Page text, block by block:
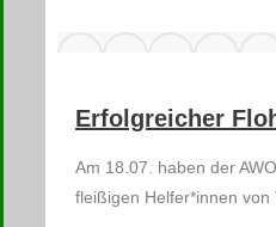
Erfolgreicher
Am 18.07. haben der
fleißigen Helfer*innen von